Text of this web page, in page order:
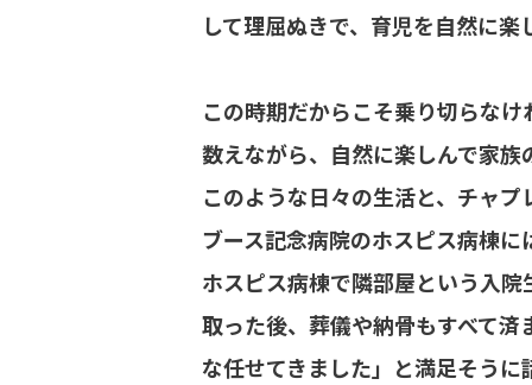
して理屈ぬきで、育児を自然に
この時期だからこそ乗り切らな
数えながら、自然に楽しんで家
このような日々の生活と、チャ
ブース記念病院のホスピス病棟
ホスピス病棟で隣部屋という入
取った後、葬儀や納骨もすべて
な任せてきました」と満足そう